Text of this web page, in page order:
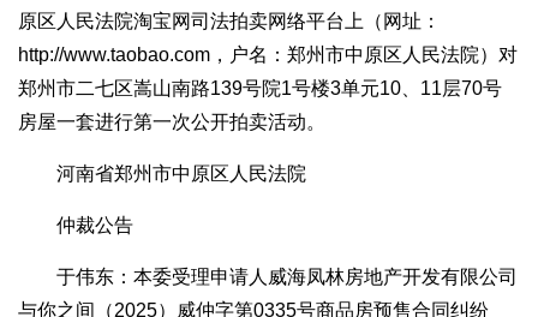
原区人民法院淘宝网司法拍卖网络平台上（网址：
http://www.taobao.com，户名：郑州市中原区人民法院）对
郑州市二七区嵩山南路139号院1号楼3单元10、11层70号
房屋一套进行第一次公开拍卖活动。
河南省郑州市中原区人民法院
仲裁公告
于伟东：本委受理申请人威海凤林房地产开发有限公司
与你之间（2025）威仲字第0335号商品房预售合同纠纷